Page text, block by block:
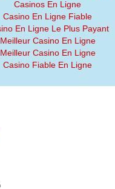
Casinos En Ligne
Casino En Ligne Fiable
En Ligne Le Plus Payant
Meilleur Casino En Ligne
Meilleur Casino En Ligne
Casino Fiable En Ligne